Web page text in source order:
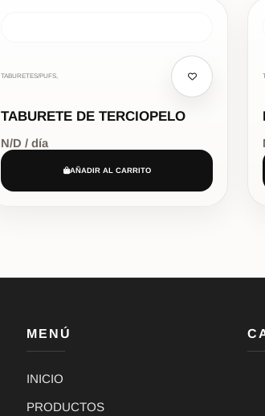
TABURETES/PUFS,
TABURETE DE TERCIOPELO
N/D / día
AÑADIR AL CARRITO
MENÚ
INICIO
PRODUCTOS